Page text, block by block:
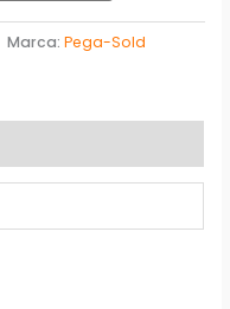
Marca:Pega-Sold